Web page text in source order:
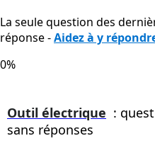
La seule question des
réponse -Aidez à y
0%
Outil électrique :
sans réponses